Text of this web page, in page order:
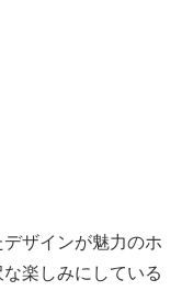
デザインが魅力のホ
楽しみにしている